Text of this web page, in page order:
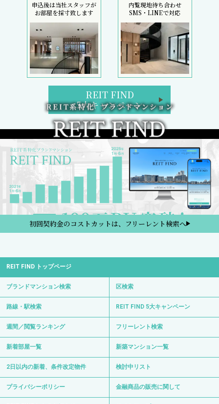
申込後は当社スタッフが
お部屋を採寸致します
内覧現地待ち合わせ
SMS・LINEで対応
REIT FIND
5大キャンペーン
初回契約金のコストカットは、フリーレント検索へ
REIT FIND トップページ
ブランドマンション検索 区検索
路線・駅検索 REIT FIND 5大キャンペーン
週間／閲覧ランキング フリーレント検索
新着部屋一覧 新築マンション一覧
2日以内の新着、条件改定物件 検討中リスト
プライバシーポリシー 金融商品の販売に関して